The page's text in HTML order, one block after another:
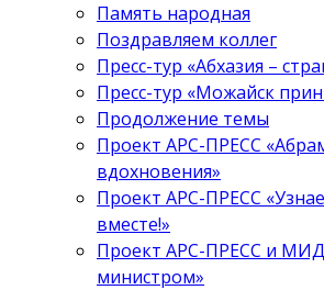
Память народная
Поздравляем коллег
Пресс-тур «Абхазия –
Пресс-тур «Можайск
Продолжение темы
Проект АРС-ПРЕСС
вдохновения»
Проект АРС-ПРЕСС
вместе!»
Проект АРС-ПРЕСС и МИД
министром»